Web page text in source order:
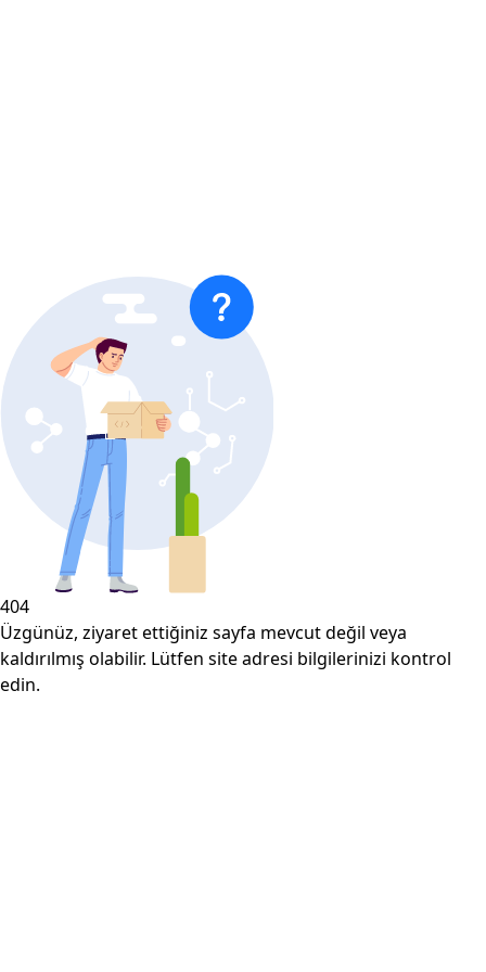
404
Üzgünüz, ziyaret ettiğiniz sayfa mevcut değil veya
kaldırılmış olabilir. Lütfen site adresi bilgilerinizi kontrol
edin.